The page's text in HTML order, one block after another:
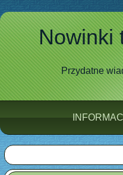
Nowinki
Przydatne